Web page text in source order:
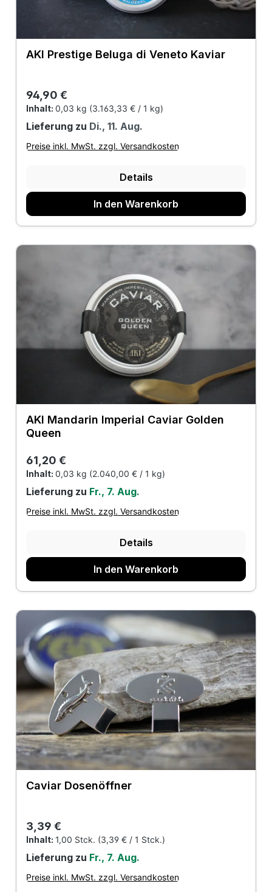
AKI Prestige Beluga di Veneto Kaviar
Regulärer Preis:
94,90 €
Inhalt: 0,03 kg (3.163,33 € / 1 kg)
Lieferung zu Di., 11. Aug.
Preise inkl. MwSt. zzgl. Versandkosten
Details
In den Warenkorb
AKI Mandarin Imperial Caviar Golden
Queen
Regulärer Preis:
61,20 €
Inhalt: 0,03 kg (2.040,00 € / 1 kg)
Lieferung zu Fr., 7. Aug.
Preise inkl. MwSt. zzgl. Versandkosten
Details
In den Warenkorb
Caviar Dosenöffner
Regulärer Preis:
3,39 €
Inhalt: 1,00 Stck. (3,39 € / 1 Stck.)
Lieferung zu Fr., 7. Aug.
Preise inkl. MwSt. zzgl. Versandkosten